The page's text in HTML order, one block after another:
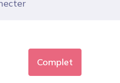
Complet